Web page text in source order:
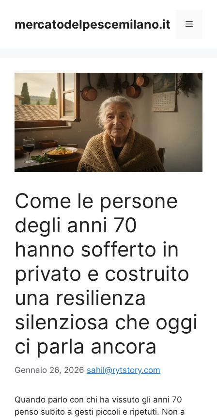
contenuto
mercatodelpescemilano.it Menu
Come le persone
degli anni 70
hanno sofferto in
privato e costruito
una resilienza
silenziosa che oggi
ci parla ancora
Gennaio 26, 2026 sahil@rytstory.com
Quando parlo con chi ha vissuto gli anni 70
penso subito a gesti piccoli e ripetuti. Non a